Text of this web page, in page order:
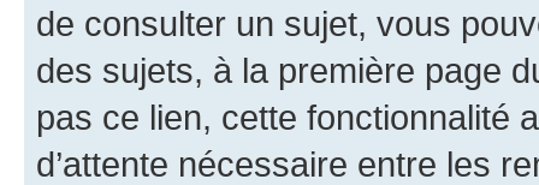
de consulter un sujet, vous
des sujets, à la première page
pas ce lien, cette fonctionnalité
d’attente nécessaire entre les